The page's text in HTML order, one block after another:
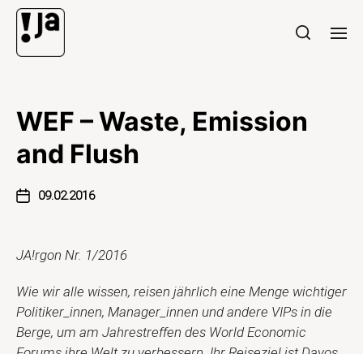
WEF – Waste, Emission
and Flush
09.02.2016
JA!rgon Nr. 1/2016
Wie wir alle wissen, reisen jährlich eine Menge wichtiger
Politiker_innen, Manager_innen und andere VIPs in die
Berge, um am Jahrestreffen des World Economic